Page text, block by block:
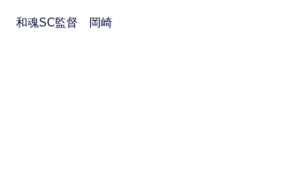
和魂SC監督　岡崎